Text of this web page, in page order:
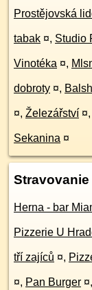
Prostějovská
tabak ¤, Studio
Vinotéka ¤,
dobroty ¤,
¤, Železářství ¤,
Sekanina ¤
Stravovanie
Herna - bar
Pizzerie U
tří zajíců ¤,
¤, Pan Burger ¤,